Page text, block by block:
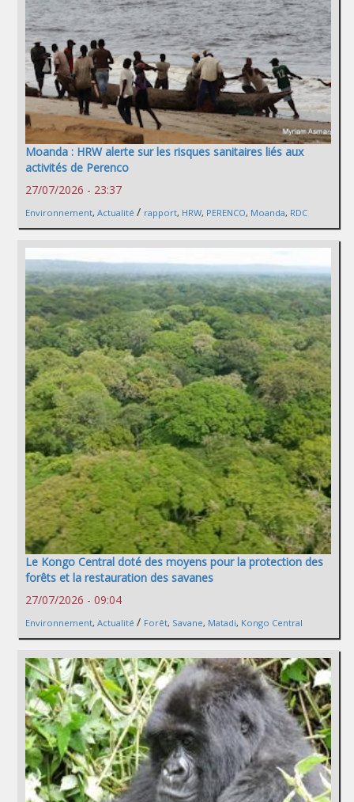
Moanda : HRW alerte sur les risques sanitaires liés aux
activités de Perenco
27/07/2026 - 23:37
Environnement, Actualité / rapport, HRW, PERENCO, Moanda, RDC
Le Kongo Central doté des moyens pour la protection des
forêts et la restauration des savanes
27/07/2026 - 09:04
Environnement, Actualité / Forêt, Savane, Matadi, Kongo Central